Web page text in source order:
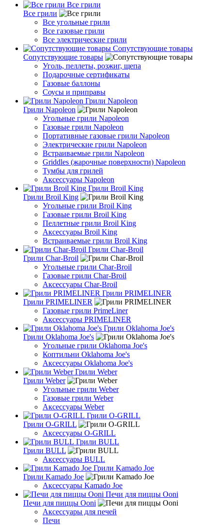
Все грили
Все грили
Все угольные грили
Все газовые грили
Все электрические грили
Сопутствующие товары
Сопутствующие товары
Уголь, пеллеты, розжиг, щепа
Подарочные сертификаты
Газовые баллоны
Соусы и приправы
Грили Napoleon
Грили Napoleon
Угольные грили Napoleon
Газовые грили Napoleon
Портативные газовые грили Napoleon
Электрические грили Napoleon
Встраиваемые грили Napoleon
Griddles (жарочные поверхности) Napoleon
Тумбы для грилей
Аксессуары Napoleon
Грили Broil King
Грили Broil King
Угольные грили Broil King
Газовые грили Broil King
Пеллетные грили Broil King
Аксессуары Broil King
Встраиваемые грили Broil King
Грили Char-Broil
Грили Char-Broil
Угольные грили Char-Broil
Газовые грили Char-Broil
Аксессуары Char-Broil
Грили PRIMELINER
Грили PRIMELINER
Газовые грили PrimeLiner
Аксессуары PRIMELINER
Грили Oklahoma Joe's
Грили Oklahoma Joe's
Угольные грили Oklahoma Joe's
Коптильни Oklahoma Joe's
Аксессуары Oklahoma Joe's
Грили Weber
Грили Weber
Угольные грили Weber
Газовые грили Weber
Аксессуары Weber
Грили O-GRILL
Грили O-GRILL
Аксессуары O-GRILL
Грили BULL
Грили BULL
Аксессуары BULL
Грили Kamado Joe
Грили Kamado Joe
Аксессуары Kamado Joe
Печи для пиццы Ooni
Печи для пиццы Ooni
Аксессуары для печей
Печи